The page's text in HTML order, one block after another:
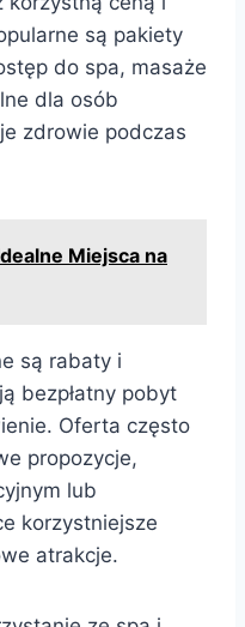
są pakiety
do spa, masaże
dla osób
zdrowie podczas
Miejsca na
są rabaty i
bezpłatny pobyt
Oferta często
propozycje,
lub
korzystniejsze
atrakcje.